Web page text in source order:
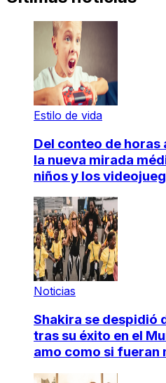
Estilo de vida
Del conteo de horas
la nueva mirada
niños y los
Noticias
Shakira se despidió
tras su éxito en el
amo como si fueran